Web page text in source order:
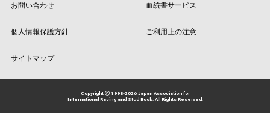
お問い合わせ 血統書サービス
個人情報保護方針 ご利用上の注意
サイトマップ
Copyright ⓒ 1998-2026 Japan Association for
International Racing and Stud Book. All Rights Reserved.